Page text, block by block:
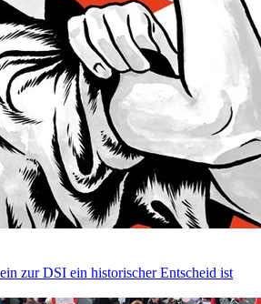
zur DSI ein historischer Entscheid ist